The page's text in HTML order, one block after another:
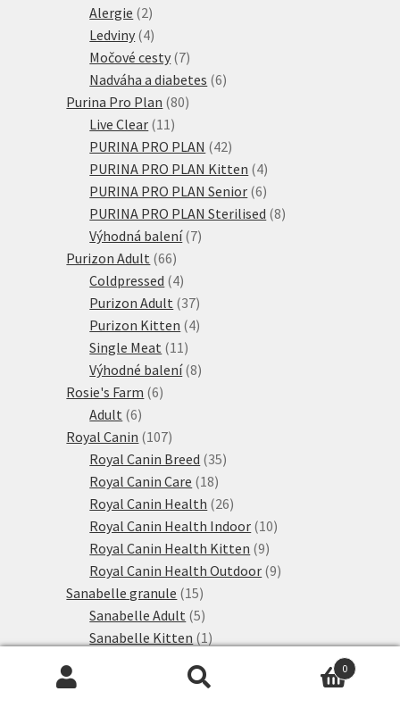
Alergie 22
produkty
Ledviny 44
produkty
Močové cesty 77
produktů
Nadváha a diabetes 66
Purina Pro Plan 8080
Live Clear 11 11
produktů
PURINA PRO PLAN 4242
produktů
PURINA PRO PLAN Kitten 44
produkty
PURINA PRO PLAN Senior 66
produktů
PURINA PRO PLAN Sterilised 88
Výhodná balení 77
Purizon Adult 6666
produktů
Coldpressed 44
produkty
Purizon Adult 3737
produktů
Purizon Kitten 44
Single Meat 11 11
produktů
Výhodné balení 88
Rosie's Farm 66
Adult 66
produktů
Royal Canin 107107
produktů
Royal Canin Breed 3535
Royal Canin Care 1818
produktů
Royal Canin Health 2626
produktů
Royal Canin Health Indoor 1010
Royal Canin Health Kitten 99
produktů
Royal Canin Health Outdoor 99
Sanabelle granule 1515
produktů
Sanabelle Adult 55
produktů
Sanabelle Kitten 11
produkt
Sanabelle speciální výživa
0